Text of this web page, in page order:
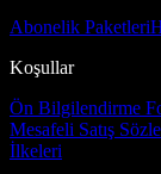
Abonelik Paketleri
Koşullar
Ön Bilgilendirme
Mesafeli Satış
İlkeleri